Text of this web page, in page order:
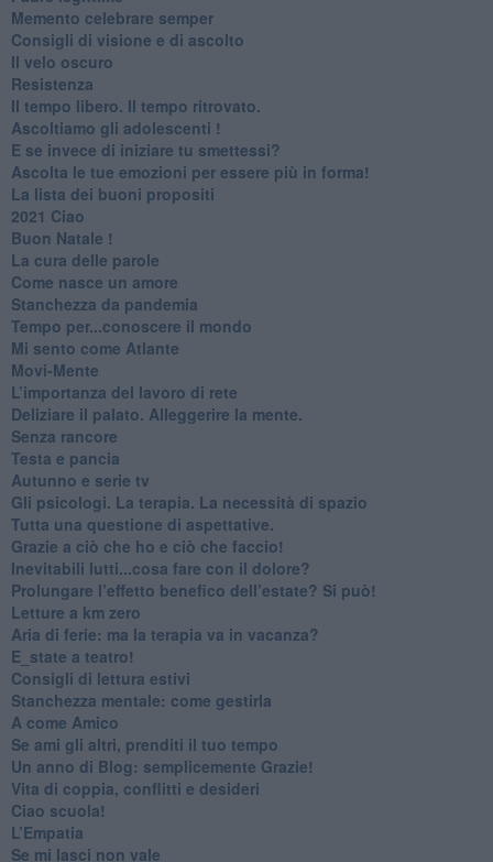
​Memento celebrare semper
​Consigli di visione e di ascolto
​Il velo oscuro
Resistenza
​Il tempo libero. Il tempo ritrovato.
Ascoltiamo gli adolescenti !
​E se invece di iniziare tu smettessi?
​Ascolta le tue emozioni per essere più in forma!
​La lista dei buoni propositi
2021 Ciao
Buon Natale !
​La cura delle parole
​Come nasce un amore
Stanchezza da pandemia
​Tempo per...conoscere il mondo
​Mi sento come Atlante
​Movi-Mente
​L’importanza del lavoro di rete
​Deliziare il palato. Alleggerire la mente.
​Senza rancore
​Testa e pancia
​Autunno e serie tv
​Gli psicologi. La terapia. La necessità di spazio
​Tutta una questione di aspettative.
​Grazie a ciò che ho e ciò che faccio!
​Inevitabili lutti...cosa fare con il dolore?
Prolungare l’effetto benefico dell’estate? Si può!
​Letture a km zero
​Aria di ferie: ma la terapia va in vacanza?
​E_state a teatro!
​Consigli di lettura estivi
​Stanchezza mentale: come gestirla
​A come Amico
​Se ami gli altri, prenditi il tuo tempo
​Un anno di Blog: semplicemente Grazie!
​Vita di coppia, conflitti e desideri
​Ciao scuola!
​L’Empatia
​Se mi lasci non vale